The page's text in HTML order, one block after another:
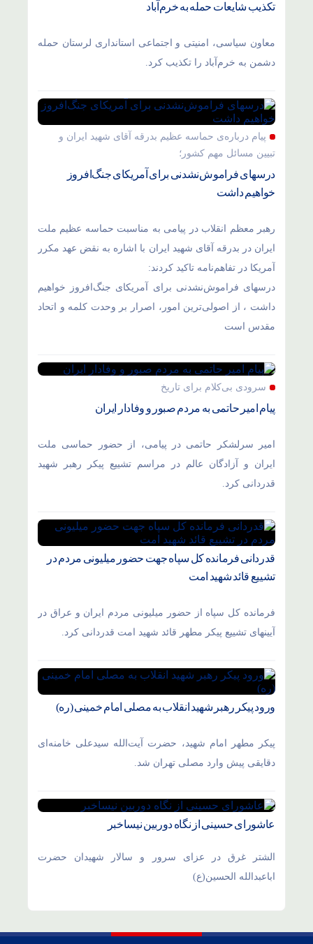
تکذیب شایعات حمله به خرم‌آباد
معاون سیاسی، امنیتی و اجتماعی استانداری لرستان حمله
دشمن به خرم‌آباد را تکذیب کرد.
پیام درباره‌ی حماسه عظیم بدرقه آقای شهید ایران و
تبیین مسائل مهم کشور؛
درسهای فراموش‌نشدنی برای آمریکای جنگ‌افروز
خواهیم داشت
رهبر معظم انقلاب در پیامی به مناسبت حماسه عظیم ملت
ایران در بدرقه آقای شهید ایران با اشاره به نقض عهد مکرر
آمریکا در تفاهم‌نامه تاکید کردند:
درسهای فراموش‌نشدنی برای آمریکای جنگ‌افروز خواهیم
داشت ، از اصولی‌ترین امور، اصرار بر وحدت کلمه و اتحاد
مقدس است
سرودی بی‌کلام برای تاریخ
پیام امیر حاتمی به مردم صبور و وفادار ایران
امیر سرلشکر حاتمی در پیامی، از حضور حماسی ملت
ایران و آزادگان عالم در مراسم تشییع پیکر رهبر شهید
قدردانی کرد.
قدردانی فرمانده کل سپاه جهت حضور میلیونی مردم در
تشییع قائد شهید امت
فرمانده کل سپاه از حضور میلیونی مردم ایران و عراق در
آیینهای تشییع پیکر مطهر قائد شهید امت قدردانی کرد.
ورود پیکر رهبر شهید انقلاب به مصلی امام خمینی (ره)
پیکر مطهر امام شهید،‌ حضرت آیت‌الله سیدعلی خامنه‌ای
دقایقی پیش وارد مصلی تهران شد.
عاشورای حسینی از نگاه دوربین نیساخبر
الشتر غرق در عزای سرور و سالار شهیدان حضرت
اباعبدالله الحسین(ع)